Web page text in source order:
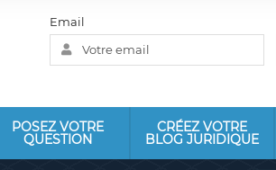
Email
POSEZ VOTRE
QUESTION
CRÉEZ VOTRE
BLOG JURIDIQUE